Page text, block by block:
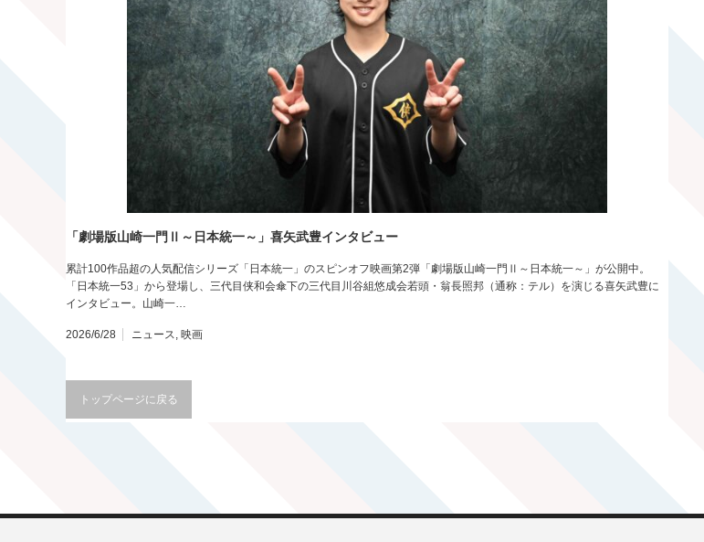
「劇場版山崎一門Ⅱ～日本統一～」喜矢武豊インタビュー
累計100作品超の人気配信シリーズ「日本統一」のスピンオフ映画第2弾「劇場版山崎一門Ⅱ～日本統一～」が公開中。
「日本統一53」から登場し、三代目侠和会傘下の三代目川谷組悠成会若頭・翁長照邦（通称：テル）を演じる喜矢武豊に
インタビュー。山崎一…
2026/6/28 ニュース, 映画
トップページに戻る